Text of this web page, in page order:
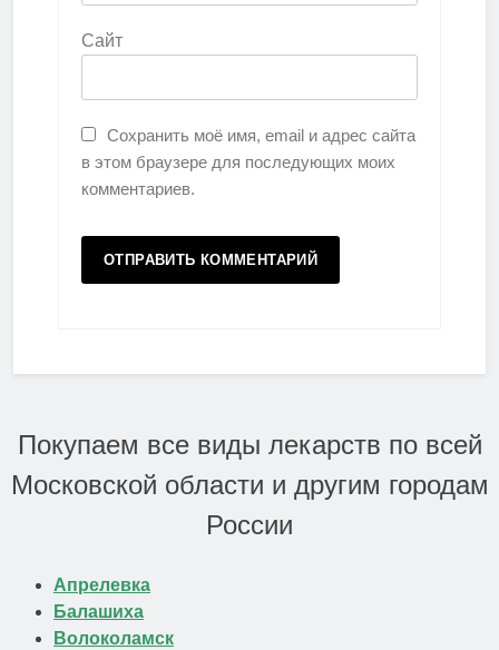
Сайт
Сохранить моё имя, email и адрес сайта
в этом браузере для последующих моих
комментариев.
Покупаем все виды лекарств по всей
Московской области и другим городам
России
Апрелевка
Балашиха
Волоколамск